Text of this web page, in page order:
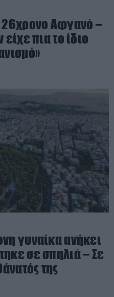
26χρονο Αφγανό –
είχε πια το ίδιο
γυναίκα ανήκει
σε σπηλιά – Σε
της